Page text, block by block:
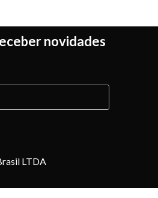
novidades
LTDA